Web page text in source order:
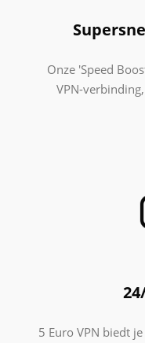
Onze 'Speed
VPN-
5 Euro VPN biedt